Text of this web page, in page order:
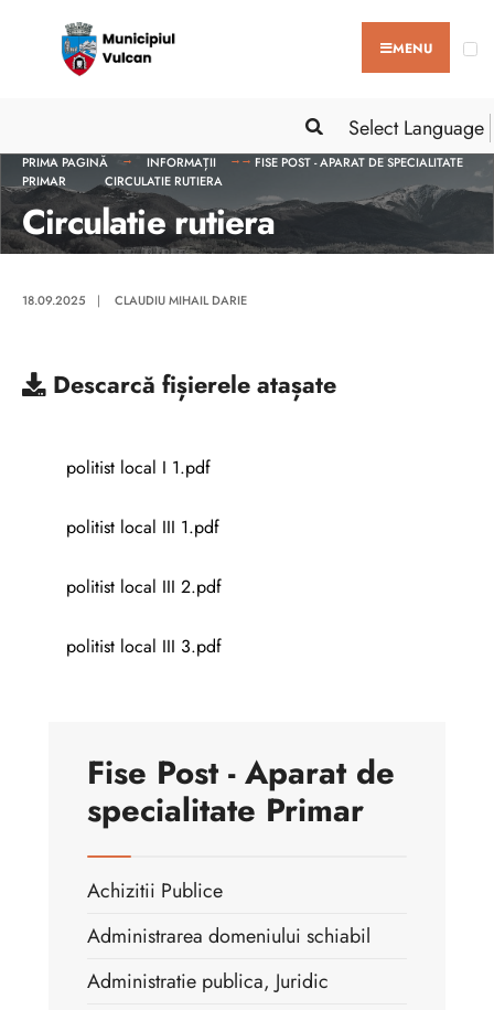
MENU
Select Language
PRIMA PAGINĂ INFORMAȚII
FISE POST - APARAT DE SPECIALITATE
PRIMAR
CIRCULATIE RUTIERA
Circulatie rutiera
18.09.2025 | CLAUDIU MIHAIL DARIE
Descarcă fișierele atașate
politist local I 1.pdf
politist local III 1.pdf
politist local III 2.pdf
politist local III 3.pdf
Fise Post - Aparat de
specialitate Primar
Achizitii Publice
Administrarea domeniului schiabil
Administratie publica, Juridic